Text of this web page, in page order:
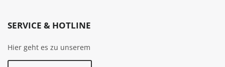
SERVICE & HOTLINE
Hier geht es zu unserem